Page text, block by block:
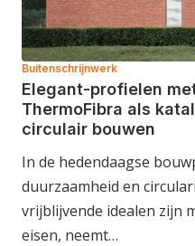
Buitenschrijnwerk
Elegant-profielen
ThermoFibra als
circulair bouwen
In de hedendaagse
duurzaamheid en
vrijblijvende idealen zijn
eisen, neemt…